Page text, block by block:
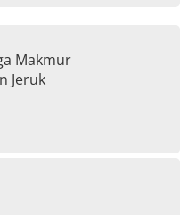
Makmur
Jeruk